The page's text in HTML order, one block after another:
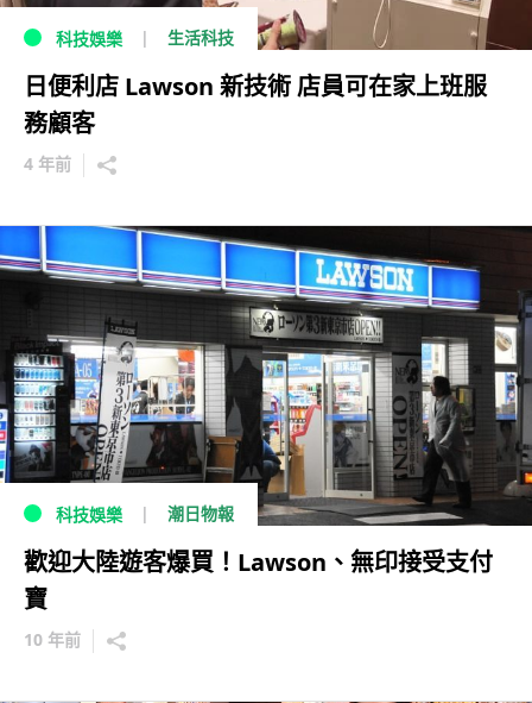
科技娛樂 生活科技
日便利店 Lawson 新技術 店員可在家上班服
務顧客
4 年前
科技娛樂 潮日物報
歡迎大陸遊客爆買！Lawson、無印接受支付
寶
10 年前